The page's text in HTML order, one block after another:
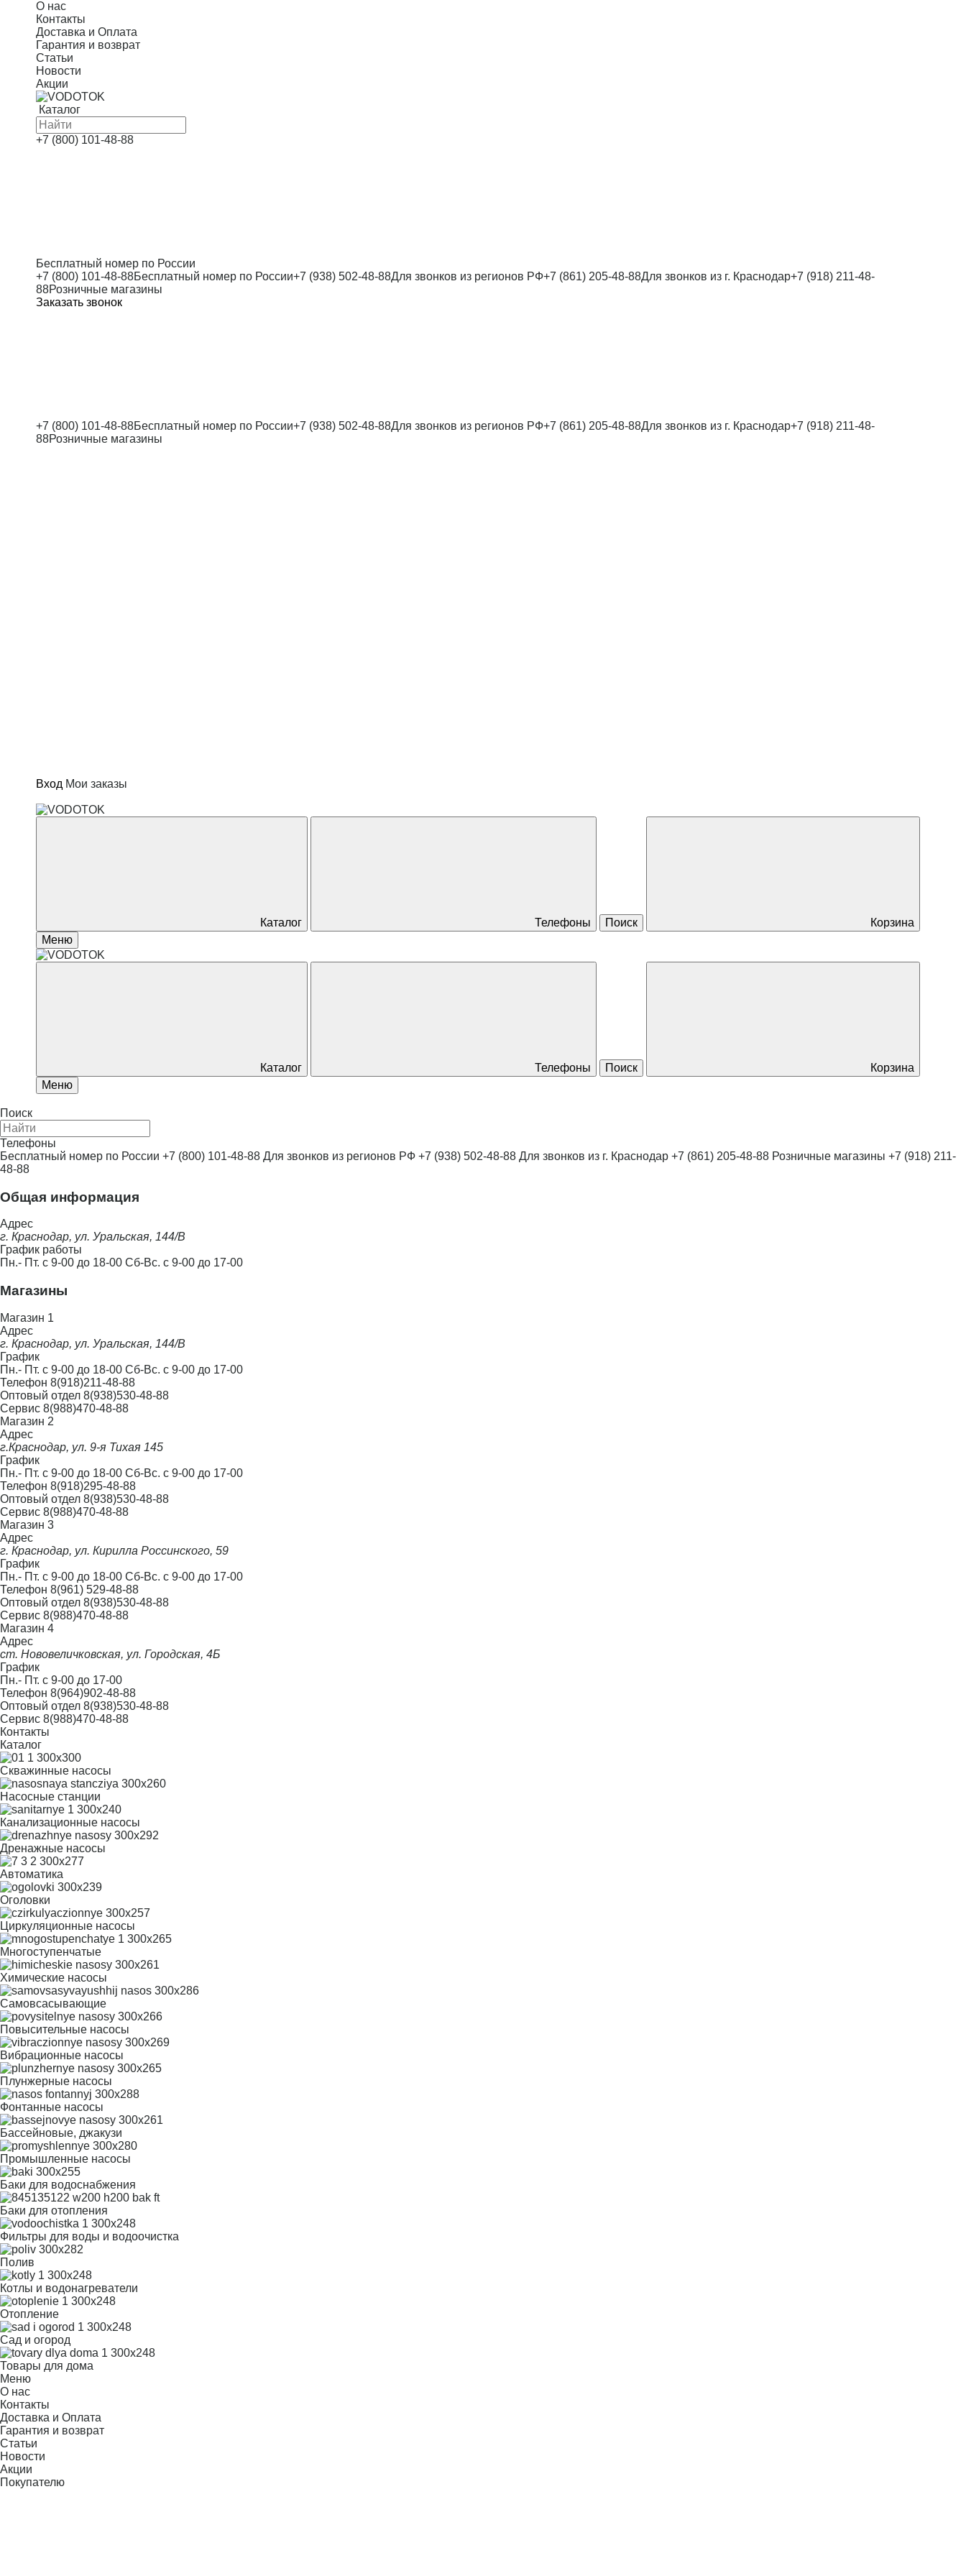
О нас
Контакты
Доставка и Оплата
Гарантия и возврат
Статьи
Новости
Акции
Каталог
+7 (800) 101-48-88
Бесплатный номер по России
+7 (800) 101-48-88Бесплатный номер по России+7 (938) 502-48-88Для звонков из регионов РФ+7 (861) 205-48-88Для звонков из г. Краснодар+7 (918) 211-48-
88Розничные магазины
Заказать звонок
+7 (800) 101-48-88Бесплатный номер по России+7 (938) 502-48-88Для звонков из регионов РФ+7 (861) 205-48-88Для звонков из г. Краснодар+7 (918) 211-48-
88Розничные магазины
Вход Мои заказы
Автоматика
Оголовки
Повысительные насосы
Вибрационные насосы
Плунжерные насосы
Бассейновые, джакузи
Баки для водоснабжения
Котлы и водонагреватели
Отопление
Сад и огород
Каталог Телефоны Поиск
Корзина
Меню
Каталог Телефоны Поиск
Корзина
Меню
Поиск
Телефоны
Бесплатный номер по России +7 (800) 101-48-88 Для звонков из регионов РФ +7 (938) 502-48-88 Для звонков из г. Краснодар +7 (861) 205-48-88 Розничные магазины +7 (918) 211-
48-88
Общая информация
Адрес
г. Краснодар, ул. Уральская, 144/В
График работы
Пн.- Пт. с 9-00 до 18-00 Сб-Вс. с 9-00 до 17-00
Магазины
Магазин 1
Адрес
г. Краснодар, ул. Уральская, 144/В
График
Пн.- Пт. с 9-00 до 18-00 Сб-Вс. с 9-00 до 17-00
Телефон 8(918)211-48-88
Оптовый отдел 8(938)530-48-88
Сервис 8(988)470-48-88
Магазин 2
Адрес
г.Краснодар, ул. 9-я Тихая 145
График
Пн.- Пт. с 9-00 до 18-00 Сб-Вс. с 9-00 до 17-00
Телефон 8(918)295-48-88
Оптовый отдел 8(938)530-48-88
Сервис 8(988)470-48-88
Магазин 3
Адрес
г. Краснодар, ул. Кирилла Россинского, 59
График
Пн.- Пт. с 9-00 до 18-00 Сб-Вс. с 9-00 до 17-00
Телефон 8(961) 529-48-88
Оптовый отдел 8(938)530-48-88
Сервис 8(988)470-48-88
Магазин 4
Адрес
ст. Нововеличковская, ул. Городская, 4Б
График
Пн.- Пт. с 9-00 до 17-00
Телефон 8(964)902-48-88
Оптовый отдел 8(938)530-48-88
Сервис 8(988)470-48-88
Контакты
Каталог
Скважинные насосы
Насосные станции
Канализационные насосы
Дренажные насосы
Автоматика
Оголовки
Циркуляционные насосы
Многоступенчатые
Химические насосы
Самовсасывающие
Повысительные насосы
Вибрационные насосы
Плунжерные насосы
Фонтанные насосы
Бассейновые, джакузи
Промышленные насосы
Баки для водоснабжения
Баки для отопления
Фильтры для воды и водоочистка
Полив
Котлы и водонагреватели
Отопление
Сад и огород
Товары для дома
Меню
О нас
Контакты
Доставка и Оплата
Гарантия и возврат
Статьи
Новости
Акции
Покупателю